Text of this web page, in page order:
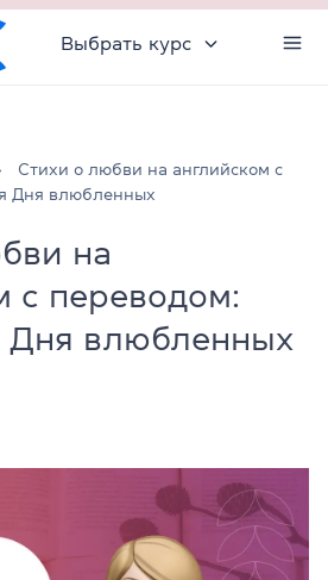
Выбрать курс
Стихи о любви на английском с
Дня влюбленных
на
с переводом:
Дня влюбленных